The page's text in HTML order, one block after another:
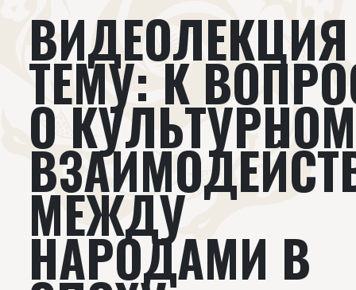
Авторы Всемирное общество
Издательство Новости
Проекты Подкасты
Книги Видеолекторий
ТЕМУ: К
О КУЛЬТУРНОМ
МЕЖДУ
НАРОДАМИ В